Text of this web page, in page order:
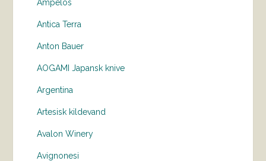
Ampelos
Antica Terra
Anton Bauer
AOGAMI Japansk knive
Argentina
Artesisk kildevand
Avalon Winery
Avignonesi